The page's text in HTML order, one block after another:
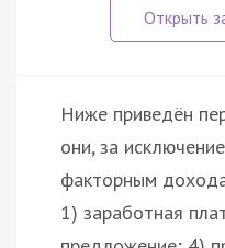
Ниже приведён
они, за
факторным
1) заработная